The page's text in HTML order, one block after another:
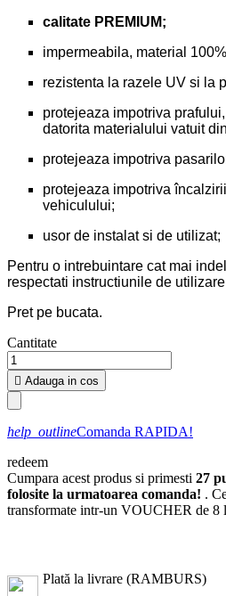
calitate PREMIUM;
impermeabila, material
rezistenta la razele UV si la
protejeaza impotriva
datorita materialului vatuit
protejeaza impotriva
protejeaza impotriva
vehiculului;
usor de instalat si de utilizat;
Pentru o intrebuintare cat mai
respectati instructiunile de
Pret pe bucata.
Cantitate
 Adauga in cos
help_outlineComanda RAPIDA!
redeem
Cumpara acest produs si primesti 27
folosite la urmatoarea comanda! .
transformate intr-un VOUCHER de 8
Plată la livrare (RAMBURS)